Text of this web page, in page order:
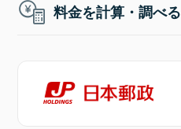
料金を計算・調べる